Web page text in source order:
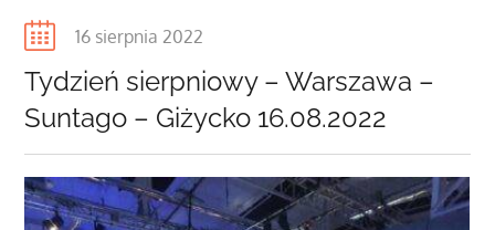
Posted
16 sierpnia 2022
Tydzień sierpniowy – Warszawa –
Suntago – Giżycko 16.08.2022